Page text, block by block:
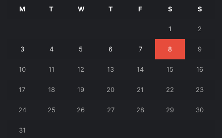
M T W T F S S
1 2
3 4 5 6 7 8 9
10 11 12 13 14 15 16
17 18 19 20 21 22 23
24 25 26 27 28 29 30
31